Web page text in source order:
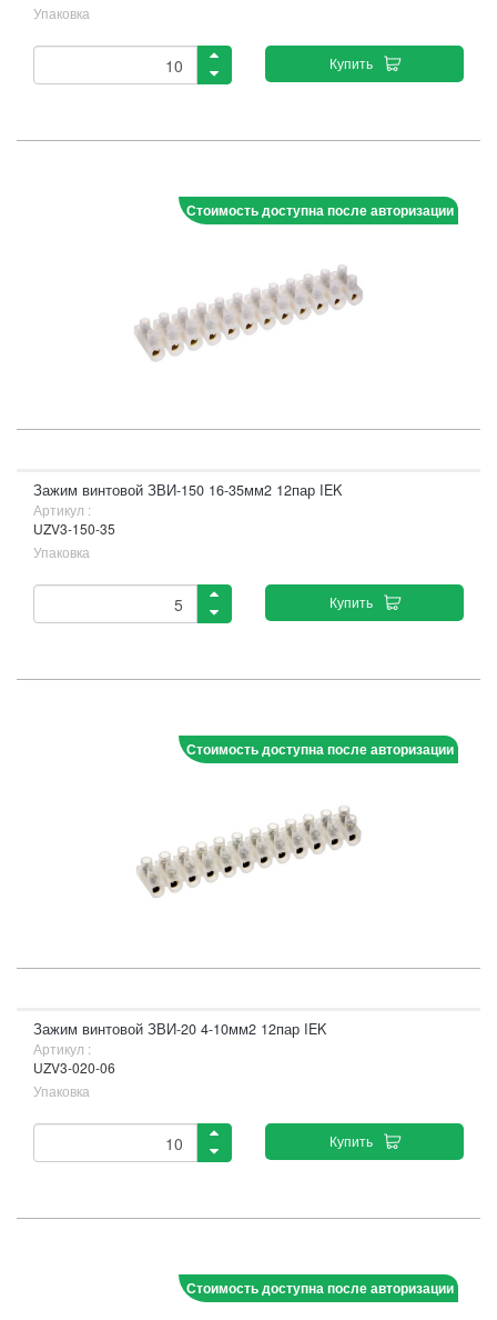
Упаковка
Купить
Стоимость доступна после авторизации
Зажим винтовой ЗВИ-150 16-35мм2 12пар IEK
Артикул :
UZV3-150-35
Упаковка
Купить
Стоимость доступна после авторизации
Зажим винтовой ЗВИ-20 4-10мм2 12пар IEK
Артикул :
UZV3-020-06
Упаковка
Купить
Стоимость доступна после авторизации